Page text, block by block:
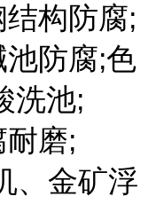
构防腐;
防腐;色
洗池;
磨;
、金矿浮